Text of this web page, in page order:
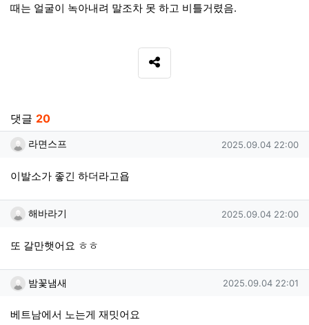
때는 얼굴이 녹아내려 말조차 못 하고 비틀거렸음.
SNS 공유
댓글 20
라면스프님의 댓글
라면스프 작성일
2025.09.04 22:00
이발소가 좋긴 하더라고욥
해바라기님의 댓글
해바라기 작성일
2025.09.04 22:00
또 갈만햇어요 ㅎㅎ
밤꽃냄새님의 댓글
밤꽃냄새 작성일
2025.09.04 22:01
베트남에서 노는게 재밋어요